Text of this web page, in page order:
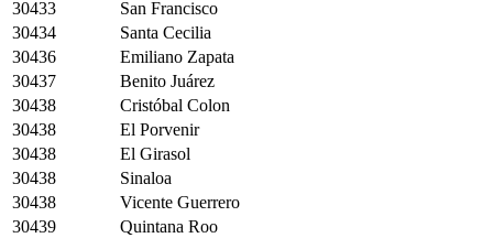
30433
San Francisco
30434
Santa Cecilia
30436
Emiliano Zapata
30437
Benito Juárez
30438
Cristóbal Colon
30438
El Porvenir
30438
El Girasol
30438
Sinaloa
30438
Vicente Guerrero
30439
Quintana Roo